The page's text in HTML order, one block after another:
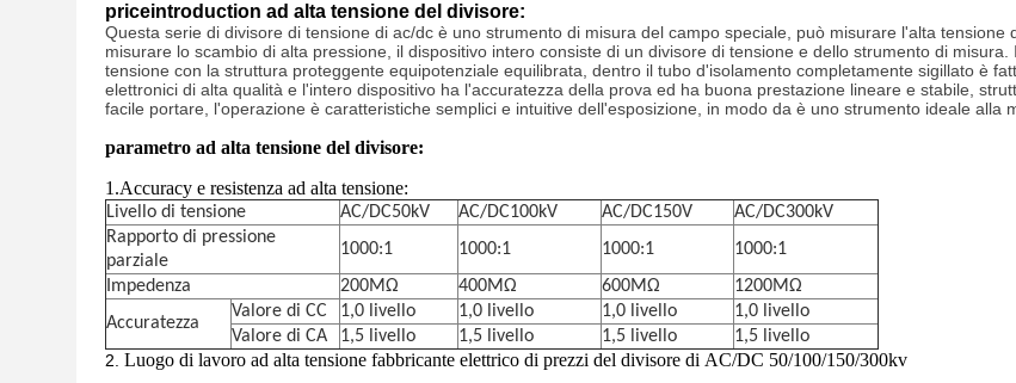
priceintroduction ad alta tensione del divisore:
Questa serie di divisore di tensione di ac/dc è uno strumento di misura del campo speciale, può misurare l'alta tensione
misurare lo scambio di alta pressione, il dispositivo intero consiste di un divisore di tensione e dello strumento di misura.
tensione con la struttura proteggente equipotenziale equilibrata, dentro il tubo d'isolamento completamente sigillato è
elettronici di alta qualità e l'intero dispositivo ha l'accuratezza della prova ed ha buona prestazione lineare e stabile,
facile portare, l'operazione è caratteristiche semplici e intuitive dell'esposizione, in modo da è uno strumento ideale alla
parametro ad alta tensione del divisore:
1.Accuracy e resistenza ad alta tensione:
Livello di tensione AC/DC50kV AC/DC100kV AC/DC150V
AC/DC300kV
Rapporto di pressione
parziale
1000:1 1000:1 1000:1
1000:1
Impedenza
200MΩ 400MΩ 600MΩ
1200MΩ
Accuratezza
Valore di CC 1,0 livello 1,0 livello 1,0 livello
1,0 livello
Valore di CA
1,5 livello 1,5 livello 1,5 livello
1,5 livello
2. Luogo di lavoro ad alta tensione fabbricante elettrico di prezzi del divisore di AC/DC 50/100/150/300kv